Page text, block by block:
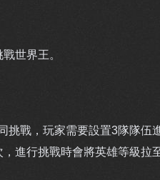
世界王。
挑戰，玩家需要設置3隊隊伍
進行挑戰時會將英雄等級拉